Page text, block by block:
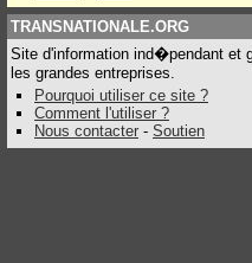
TRANSNATIONALE.ORG
Site d'information ind�pendant et
les grandes entreprises.
Pourquoi utiliser ce site ?
Comment l'utiliser ?
Nous contacter - Soutien